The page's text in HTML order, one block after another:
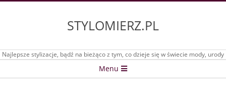
STYLOMIERZ.PL
Najlepsze stylizacje, bądź na bieżąco z tym, co dzieje się w świecie mody, urody
Menu